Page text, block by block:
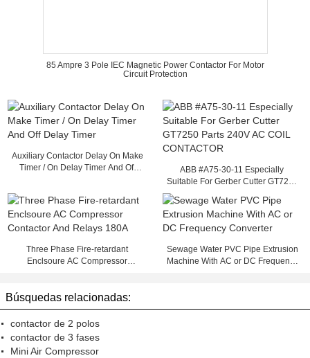
85 Ampre 3 Pole IEC Magnetic Power Contactor For Motor
Circuit Protection
Auxiliary Contactor Delay On Make
Timer / On Delay Timer And Off
ABB #A75-30-11 Especially
Suitable For Gerber Cutter GT7250
Parts 240V AC COIL CONTACTOR
Three Phase Fire-retardant
Enclsoure AC Compressor
Sewage Water PVC Pipe Extrusion
Machine With AC or DC Frequency
Búsquedas relacionadas:
contactor de 2 polos
contactor de 3 fases
Mini Air Compressor